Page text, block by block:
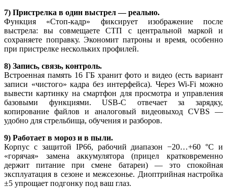
7) Пристрелка в один выстрел — реально.
Функция «Стоп-кадр» фиксирует изображение после
выстрела: вы совмещаете СТП с центральной маркой и
сохраняете поправку. Экономит патроны и время, особенно
при пристрелке нескольких профилей.
8) Запись, связь, контроль.
Встроенная память 16 ГБ хранит фото и видео (есть вариант
записи «чистого» кадра без интерфейса). Через Wi-Fi можно
вывести картинку на смартфон для просмотра и управления
базовыми функциями. USB-C отвечает за зарядку,
копирование файлов и аналоговый видеовыход CVBS —
удобно для стрельбища, обучения и разборов.
9) Работает в мороз и в пыли.
Корпус с защитой IP66, рабочий диапазон −20…+60 °C и
«горячая» замена аккумулятора (прицел кратковременно
держит питание при смене батареи) — это спокойная
эксплуатация в сезоне и межсезонье. Диоптрийная настройка
±5 упрощает подгонку под ваш глаз.